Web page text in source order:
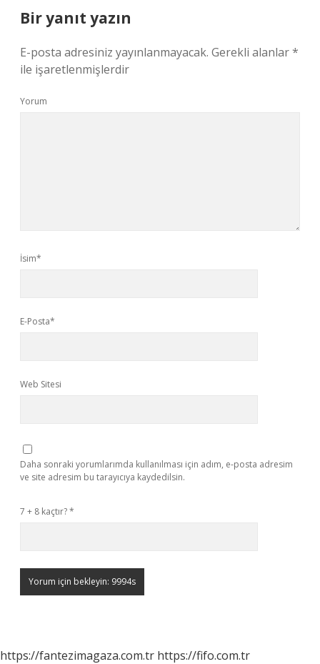
Bir yanıt yazın
E-posta adresiniz yayınlanmayacak. Gerekli alanlar*
ile işaretlenmişlerdir
Yorum
İsim*
E-Posta*
Web Sitesi
Daha sonraki yorumlarımda kullanılması için adım, e-posta adresim
ve site adresim bu tarayıcıya kaydedilsin.
7 + 8 kaçtır?*
https://fantezimagaza.com.tr https://fifo.com.tr